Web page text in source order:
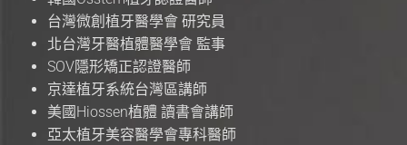
台灣微創植牙醫學會 研究員
北台灣牙醫植體醫學會 監事
SOV隱形矯正認證醫師
京達植牙系統台灣區講師
美國Hiossen植體 讀書會講師
亞太植牙美容醫學會專科醫師